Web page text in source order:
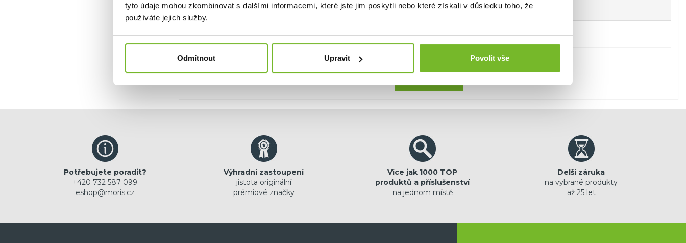
tyto údaje mohou zkombinovat s dalšími informacemi, které jste jim poskytli nebo které získali v důsledku toho, že
používáte jejich služby.
Odmítnout Upravit Povolit vše
Novinky emailem
Ano, chci dostávat emailem novinky.
Potřebujete poradit?
+420 732 587 099
eshop@moris.cz
Výhradní zastoupení
jistota originální
prémiové značky
Více jak 1000 TOP
produktů a příslušenství
na jednom místě
Delší záruka
na vybrané produkty
až 25 let